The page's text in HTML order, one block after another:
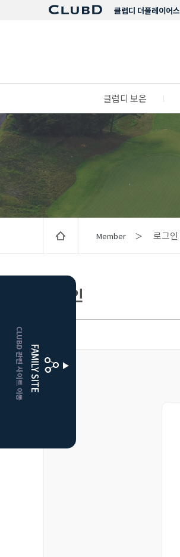
클럽디 더플레이어스
클럽디 보은
FAMILY SITE
CLUBD 관련 사이트 이동
HOME
클럽디더플레이어스
Member ＞ 로그인
로그인